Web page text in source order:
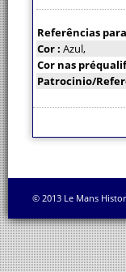
Referências
Cor : Azul,
Cor nas
Patrocinio/
© 2013 Le Mans